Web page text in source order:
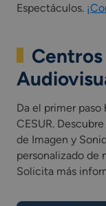
Espectáculos.
Centros
Da el primer
CESUR.
de Imagen y
personalizado de
Solicita más